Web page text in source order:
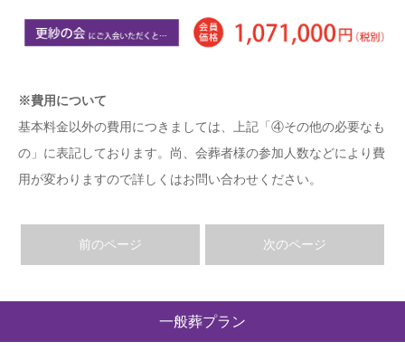
※費用について
基本料金以外の費用につきましては、上記「④その他の必要なも
の」に表記しております。尚、会葬者様の参加人数などにより費
用が変わりますので詳しくはお問い合わせください。
前のページ 次のページ
一般葬プラン